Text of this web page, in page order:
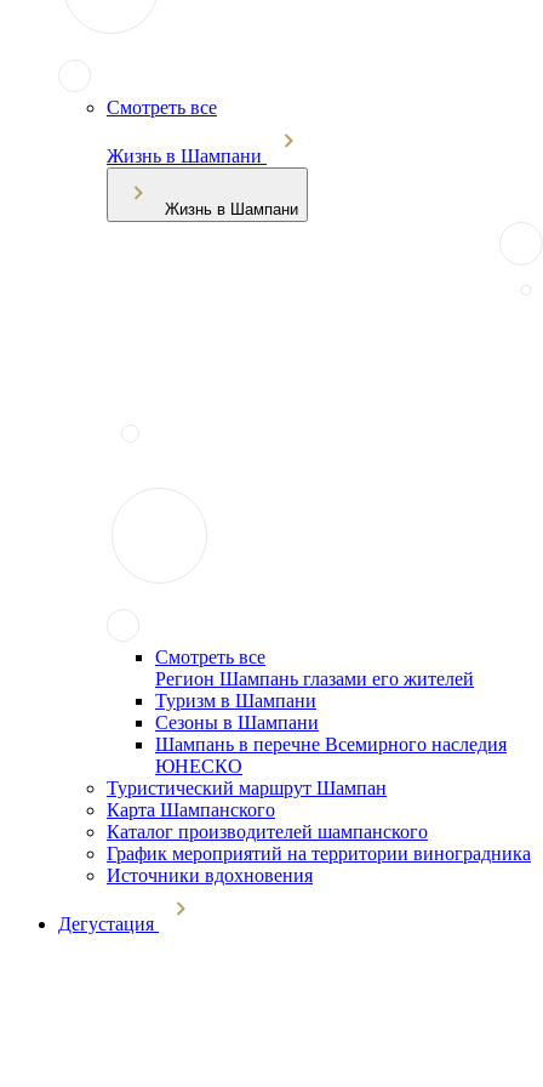
Смотреть все
Жизнь в Шампани
Жизнь в Шампани
Смотреть все
Регион Шампань глазами его жителей
Туризм в Шампани
Сезоны в Шампани
Шампань в перечне Всемирного наследия
ЮНЕСКО
Туристический маршрут Шампан
Карта Шампанского
Каталог производителей шампанского
График мероприятий на территории виноградника
Источники вдохновения
Дегустация